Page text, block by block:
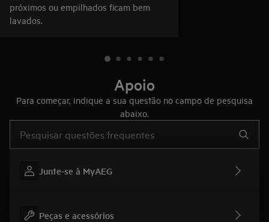
próximos ou empilhados ficam bem
lavados.
Apoio
Para começar, indique a sua questão no campo de pesquisa
abaixo.
Junte-se à MyAEG
Peças e acessórios